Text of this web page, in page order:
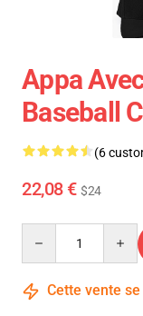
Appa
Baseball
(6
22,08 € $24
Cette vente